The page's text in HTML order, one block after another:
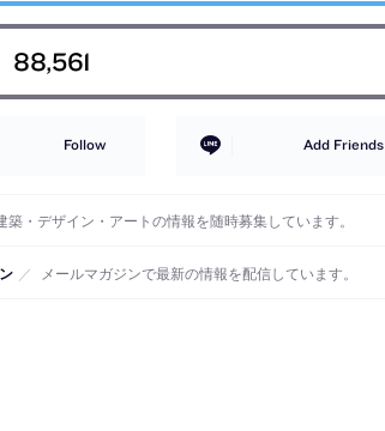
88,561
Follow Add Friends
築・デザイン・アートの情報を随時募集しています。
／ メールマガジンで最新の情報を配信しています。